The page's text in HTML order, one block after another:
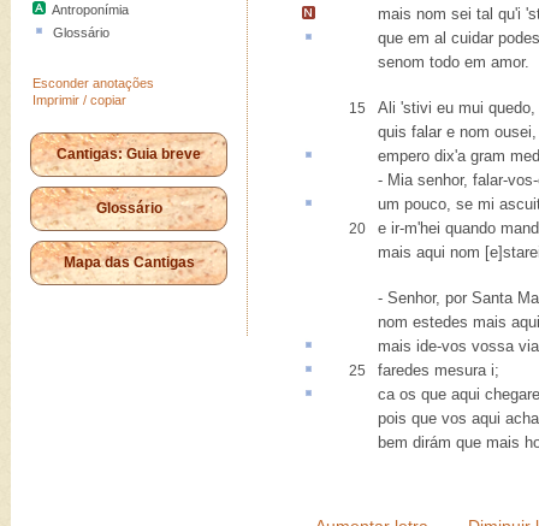
Antroponímia
Glossário
Esconder anotações
Imprimir / copiar
Cantigas: Guia breve
Glossário
Mapa das Cantigas
mais nom sei tal qu'i
que em al cuidar
senom todo em amor.
15 Ali 'stivi eu mui quedo,
quis falar e nom ousei,
empero dix'a gram
- Mia senhor, falar-
um pouco, se mi
20
e ir-m'hei quando
mais aqui nom
- Senhor, por Santa
nom estedes mais
mais ide-vos vossa via
25 faredes mesurai;
caos que aqui
pois que vos aqui
bem dirám que mais